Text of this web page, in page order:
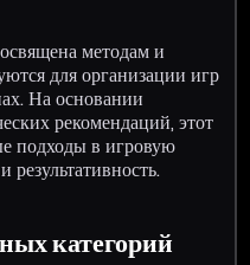
методам и
для организации игр
На основании
рекомендаций, этот
подходы в игровую
результативность.
категорий